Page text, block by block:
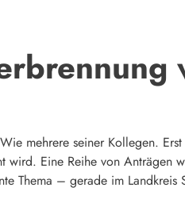
mehrere seiner Kollegen.
Eine Reihe von Anträgen
Thema – gerade im Landkreis